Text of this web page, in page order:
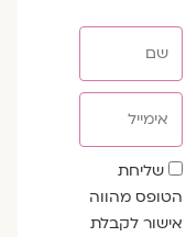
שדה
הסכמה
שליחת
הטופס מהווה
אישור לקבלת